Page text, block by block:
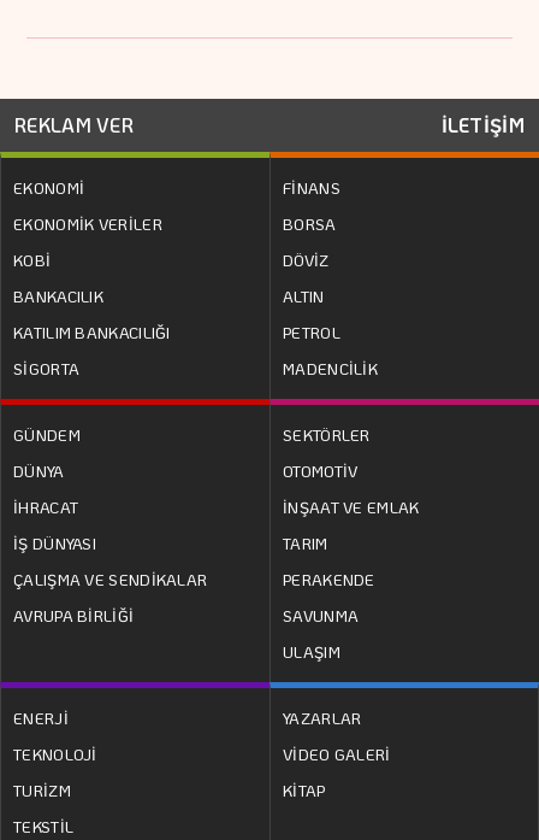
REKLAM VER İLETİŞİM
EKONOMİ
EKONOMİK VERİLER
KOBİ
BANKACILIK
KATILIM BANKACILIĞI
SİGORTA
FİNANS
BORSA
DÖVİZ
ALTIN
PETROL
MADENCİLİK
GÜNDEM
DÜNYA
İHRACAT
İŞ DÜNYASI
ÇALIŞMA VE SENDİKALAR
AVRUPA BİRLİĞİ
SEKTÖRLER
OTOMOTİV
İNŞAAT VE EMLAK
TARIM
PERAKENDE
SAVUNMA
ULAŞIM
ENERJİ
TEKNOLOJİ
TURİZM
TEKSTİL
YAZARLAR
VİDEO GALERİ
KİTAP